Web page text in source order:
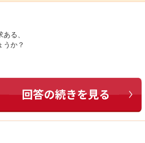
る、
うか？